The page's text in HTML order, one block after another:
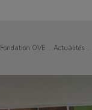
Fondation OVE Actualités